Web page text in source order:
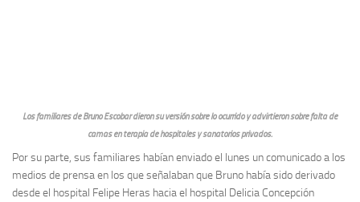
Los familiares de Bruno Escobar dieron su versión sobre lo ocurrido y advirtieron sobre falta de
camas en terapia de hospitales y sanatorios privados.
Por su parte, sus familiares habían enviado el lunes un comunicado a los
medios de prensa en los que señalaban que Bruno había sido derivado
desde el hospital Felipe Heras hacia el hospital Delicia Concepción